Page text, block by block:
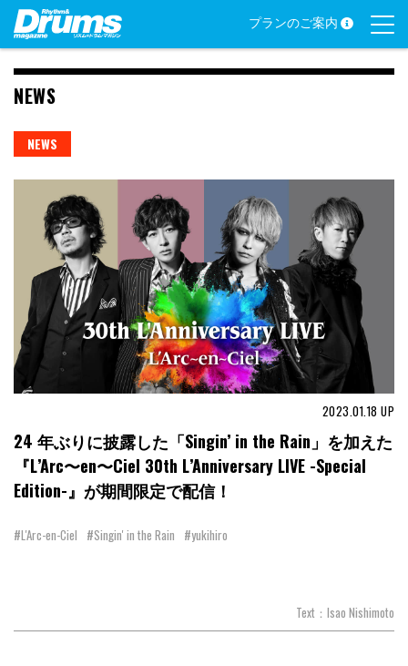
Skip
content
プランのご案内
NEWS
NEWS
2023.01.18 UP
24 年ぶりに披露した「Singin’ in the Rain」を加えた
『L’Arc〜en〜Ciel 30th L’Anniversary LIVE -Special
Edition-』が期間限定で配信！
#L'Arc-en-Ciel #Singin' in the Rain #yukihiro
Text：Isao Nishimoto